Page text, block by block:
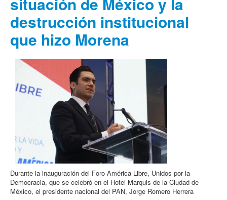
destrucción institucional
que hizo Morena
Durante la inauguración del Foro América Libre, Unidos por la
Democracia, que se celebró en el Hotel Marquis de la Ciudad de
México, el presidente nacional del PAN, Jorge Romero Herrera